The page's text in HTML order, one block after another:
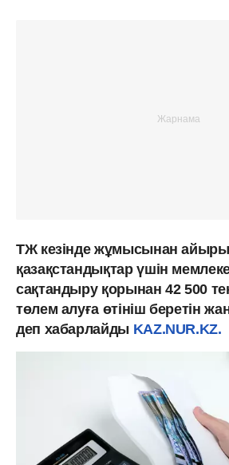
ТЖ кезінде жұмысынан
қазақстандықтар үшін
сақтандыру қорынан 42 500
төлем алуға өтініш беретін
деп хабарлайды KAZ.NUR.KZ.